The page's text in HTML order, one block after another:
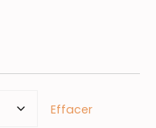
Effacer